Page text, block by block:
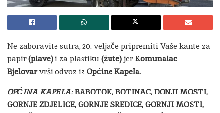
Ne zaboravite sutra, 20. veljače pripremiti Vaše kante za
papir(plave)i za plastiku(žute)jerKomunalac
Bjelovarvrši odvoz iz Općine Kapela.
OPĆINA KAPELA:BABOTOK, BOTINAC, DONJI MOSTI,
GORNJE ZDJELICE,GORNJE SREDICE, GORNJI MOSTI,